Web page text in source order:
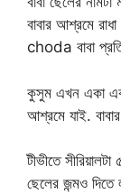
বাবার আশ্রমে
choda বাবা
কুসুম এখন একা
আশ্রমে যাই.
টীভীতে
ছেলের জন্মও